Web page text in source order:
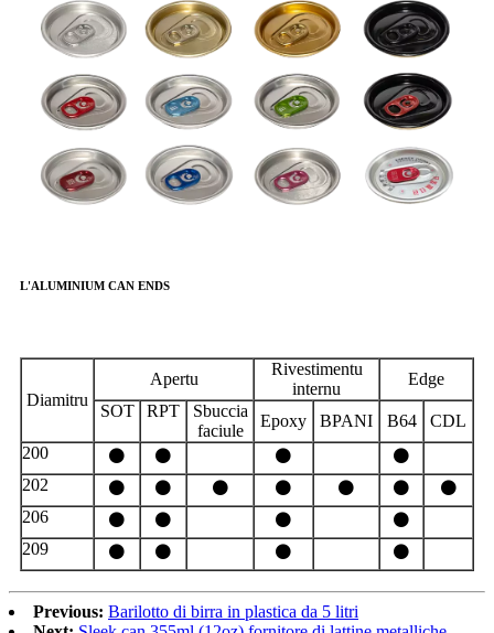
L'ALUMINIUM CAN ENDS
Diamitru
Apertu
Rivestimentu
internu
Edge
SOT
RPT
Sbuccia
faciule
Epoxy BPANI B64
CDL
200
⚫ ⚫ ⚫
⚫
202
⚫ ⚫ ⚫ ⚫ ⚫ ⚫
⚫
206
⚫ ⚫ ⚫
⚫
209
⚫ ⚫ ⚫ ⚫
Previous: Barilotto di birra in plastica da 5 litri